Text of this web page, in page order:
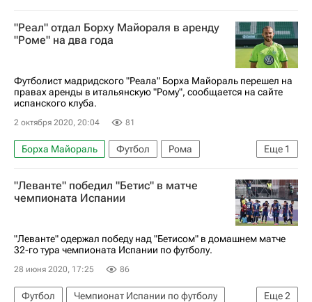
Генрих Мхитарян Рома
Верона
Эбрима Колли
"Реал" отдал Борху Майораля в аренду
"Роме" на два года
Футболист мадридского "Реала" Борха Майораль перешел на
правах аренды в итальянскую "Рому", сообщается на сайте
испанского клуба.
2 октября 2020, 20:04 81
Еще 1
Борха Майораль Футбол
Рома
Реал Мадрид
"Леванте" победил "Бетис" в матче
чемпионата Испании
"Леванте" одержал победу над "Бетисом" в домашнем матче
32-го тура чемпионата Испании по футболу.
28 июня 2020, 17:25 86
Еще2
Футбол
Чемпионат Испании по футболу